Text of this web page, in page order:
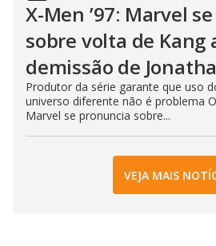
X-Men ’97: Marvel
sobre volta de Kang
demissão de
Produtor da série garante que uso
universo diferente não é problema
Marvel se pronuncia sobre...
VEJA MAIS